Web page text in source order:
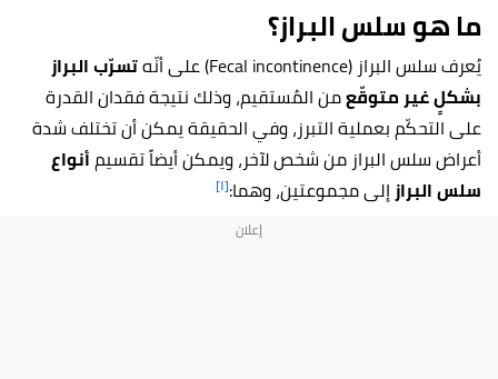
ما هو سلس البراز؟
يُعرف سلس البراز (Fecal incontinence) على أنّه
تسرّب البراز
بشكلٍ غير متوقّعمن المُستقيم، وذلك نتيجة فقدان القدرة
على التحكّم بعملية التبرز، وفي الحقيقة يمكن أن تختلف شدة
أعراض سلس البراز من شخص لآخر، ويمكن أيضاً تقسيمأنواع
سلس البرازإلى مجموعتين، وهما:[١]